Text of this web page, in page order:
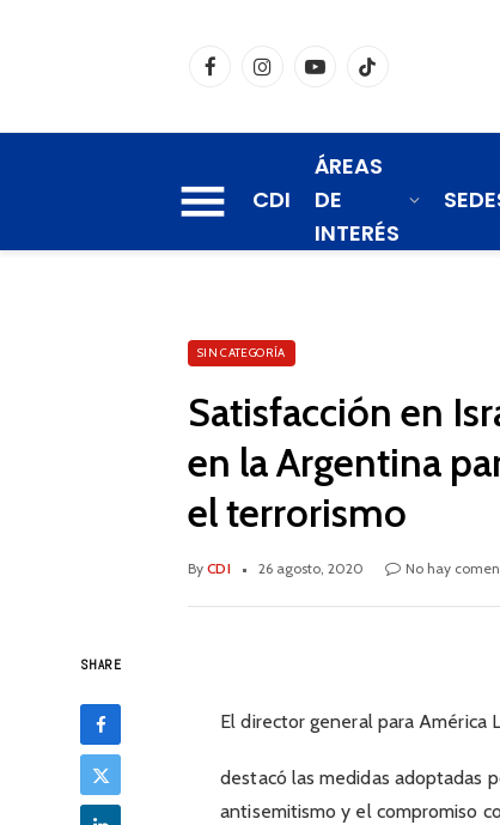
FacebookInstagramYouTubeTikTok
CDI
ÁREAS
DE
INTERÉS
SIN CATEGORÍA
Satisfacción en
en la Argentina
el terrorismo
By CDI 26 agosto, 2020 No hay
SHARE
El director general para América
destacó las medidas adoptadas
antisemitismo y el compromiso